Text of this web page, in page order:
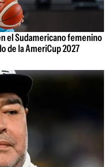
el Sudamericano femenino
de la AmeriCup 2027